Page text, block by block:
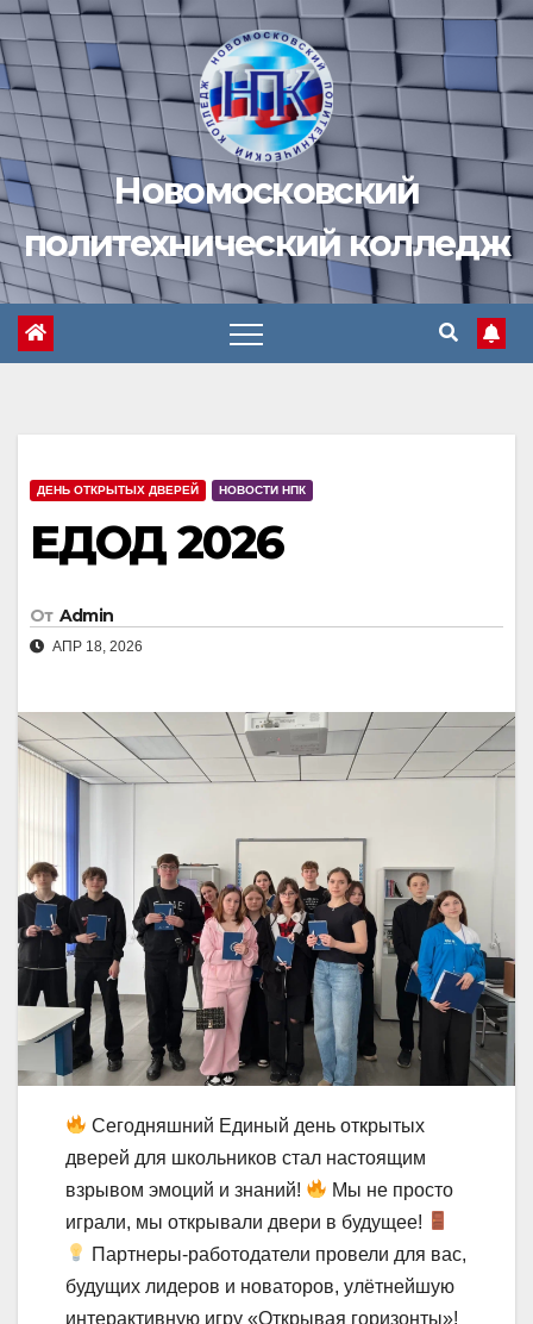
Перейти
к
содержимому
Новомосковский
политехнический колледж
ДЕНЬ ОТКРЫТЫХ ДВЕРЕЙ НОВОСТИ НПК
ЕДОД 2026
От Admin
АПР 18, 2026
Сегодняшний Единый день открытых
дверей для школьников стал настоящим
взрывом эмоций и знаний!
Мы не просто
играли, мы открывали двери в будущее!
Партнеры-работодатели провели для вас,
будущих лидеров и новаторов, улётнейшую
интерактивную игру «Открывая горизонты»!